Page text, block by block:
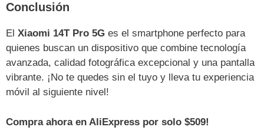
Conclusión
El Xiaomi 14T Pro 5G es el smartphone perfecto para
quienes buscan un dispositivo que combine tecnología
avanzada, calidad fotográfica excepcional y una pantalla
vibrante. ¡No te quedes sin el tuyo y lleva tu experiencia
móvil al siguiente nivel!
Compra ahora en AliExpress por solo $509!